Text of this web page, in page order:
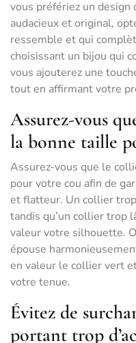
vous préfériez un
audacieux et original,
ressemble et qui
choisissant un bijou qui
vous ajouterez une
tout en affirmant votre
Assurez-vous
la bonne taille
Assurez-vous que le
pour votre cou afin de
et flatteur. Un collier
tandis qu’un collier trop
valeur votre silhouette.
épouse
en valeur le collier vert
votre tenue.
Évitez de
portant trop